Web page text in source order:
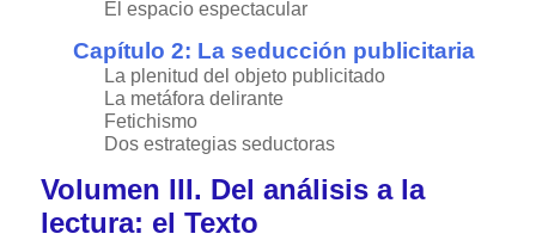
El espacio espectacular
Capítulo 2: La seducción publicitaria
La plenitud del objeto publicitado
La metáfora delirante
Fetichismo
Dos estrategias seductoras
Volumen III. Del análisis a la
lectura: el Texto